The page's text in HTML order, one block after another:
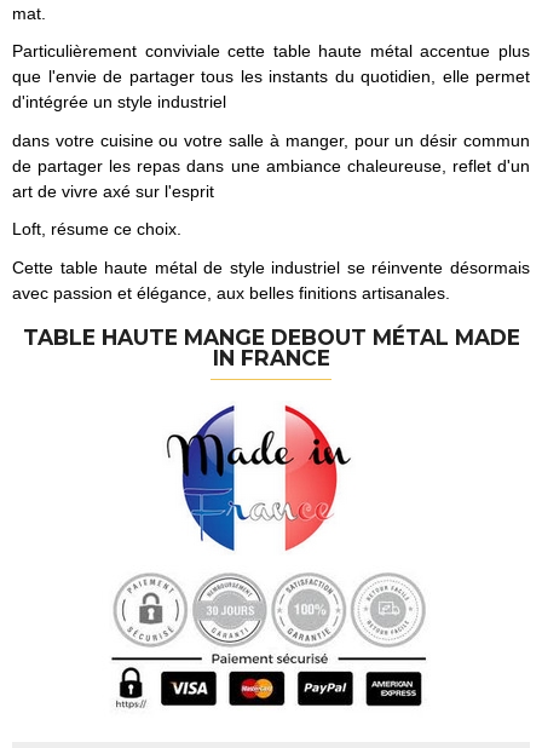
mat.
Particulièrement conviviale cette table haute métal accentue plus
que l'envie de partager tous les instants du quotidien, elle permet
d'intégrée un style industriel
dans votre cuisine ou votre salle à manger, pour un désir commun
de partager les repas dans une ambiance chaleureuse, reflet d'un
art de vivre axé sur l'esprit
Loft, résume ce choix.
Cette table haute métal de style industriel se réinvente désormais
avec passion et élégance, aux belles finitions artisanales.
TABLE HAUTE MANGE DEBOUT MÉTAL MADE
IN FRANCE